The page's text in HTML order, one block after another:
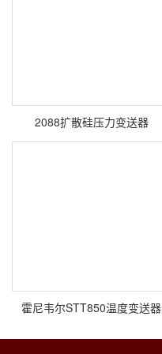
2088扩散硅压力变送器
霍尼韦尔STT850温度变送器